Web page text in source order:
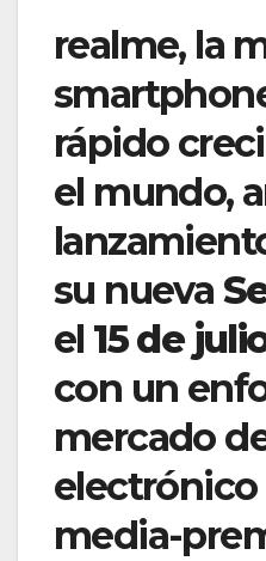
realme, la
rápido
el mundo,
su nueva
el 15 de
con un
mercado
electrónico
media-